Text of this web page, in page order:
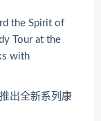
the Spirit of
Tour at the
with